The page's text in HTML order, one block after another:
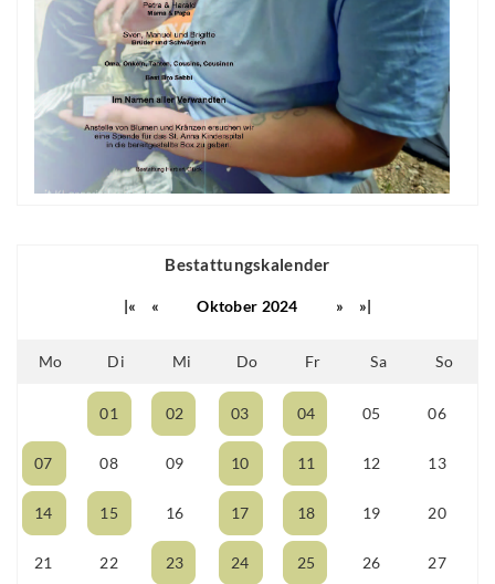
Bestattungskalender
|« « Oktober 2024 » »|
Mo Di Mi Do Fr Sa So
01 02 03 04 05 06
07 08 09 10 11 12 13
14 15 16 17 18 19 20
21 22 23 24 25 26 27